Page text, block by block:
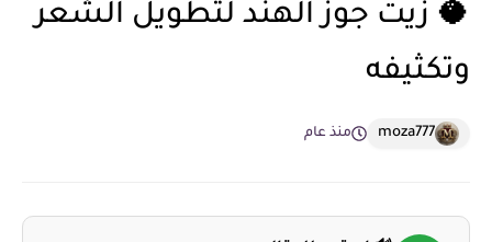
🥥 زيت جوز الهند لتطويل الشعر
وتكثيفه
moza777 منذ عام